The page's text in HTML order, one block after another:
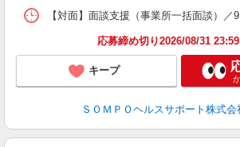
【対面】面談支援（事業所一括面談）
応募締め切り2026/08/31
キープ
ＳＯＭＰＯヘルスサポート株式会